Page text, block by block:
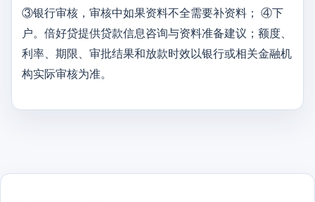
③银行审核，审核中如果资料不全需要补资料； ④下
户。倍好贷提供贷款信息咨询与资料准备建议；额度、
利率、期限、审批结果和放款时效以银行或相关金融机
构实际审核为准。